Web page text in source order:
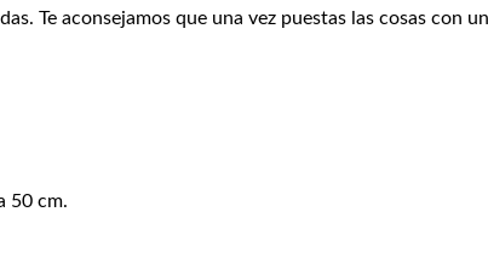
Te aconsejamos que una vez puestas las cosas con
50 cm.